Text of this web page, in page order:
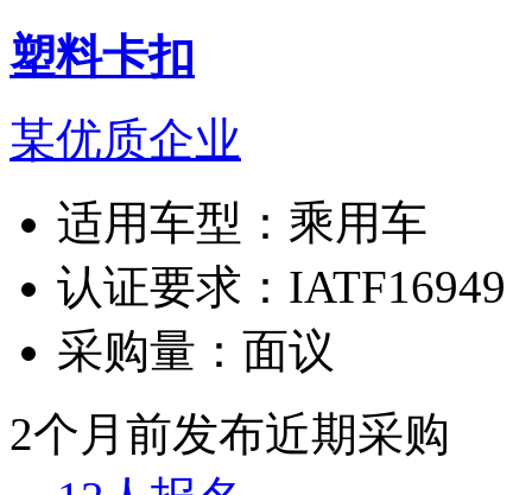
塑料卡扣
某优质企业
适用车型： 乘用车
认证要求： IATF16949
采购量： 面议
2个月前发布近期采购